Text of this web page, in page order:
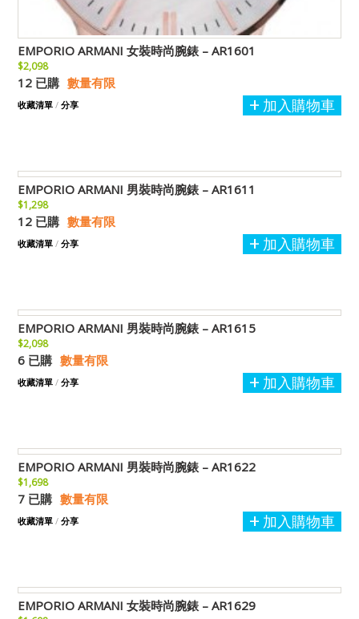
EMPORIO ARMANI 女裝時尚腕錶 – AR1601
$2,098
12 已購 數量有限
加入購物車
收藏清單 / 分享
EMPORIO ARMANI 男裝時尚腕錶 – AR1611
$1,298
12 已購 數量有限
加入購物車
收藏清單 / 分享
EMPORIO ARMANI 男裝時尚腕錶 – AR1615
$2,098
6 已購 數量有限
加入購物車
收藏清單 / 分享
EMPORIO ARMANI 男裝時尚腕錶 – AR1622
$1,698
7 已購 數量有限
加入購物車
收藏清單 / 分享
EMPORIO ARMANI 女裝時尚腕錶 – AR1629